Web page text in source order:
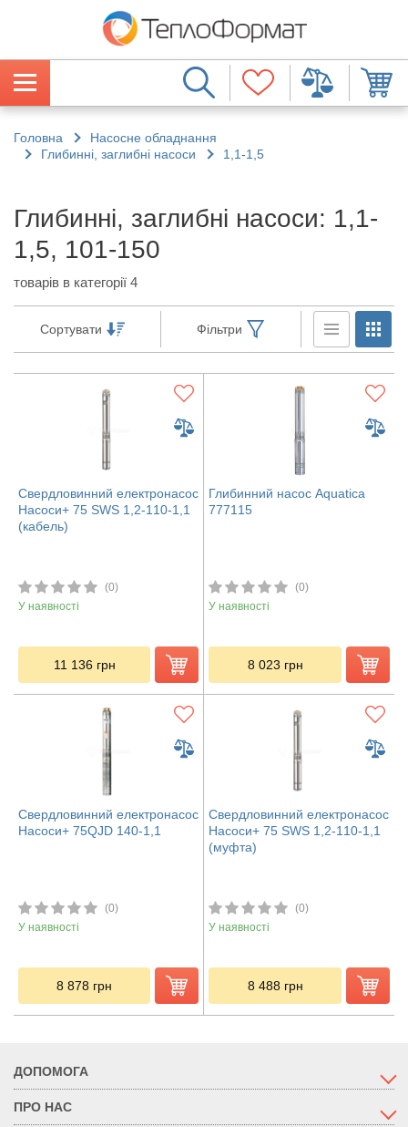
Головна
Насосне обладнання
Глибинні, заглибні насоси
1,1-1,5
Глибинні, заглибні насоси: 1,1-
1,5, 101-150
товарів в категорії 4
Сортувати Фільтри
Свердловинний електронасос
Насоси+ 75 SWS 1,2-110-1,1
(кабель)
(0)
У наявності
11 136 грн
Глибинний насос Aquatica
777115
(0)
У наявності
8 023 грн
Свердловинний електронасос
Насоси+ 75QJD 140-1,1
(0)
У наявності
8 878 грн
Свердловинний електронасос
Насоси+ 75 SWS 1,2-110-1,1
(муфта)
(0)
У наявності
8 488 грн
ДОПОМОГА
ПРО НАС